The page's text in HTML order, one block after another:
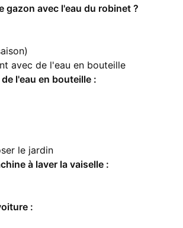
gazon avec l'eau du robinet ?
avec de l'eau en bouteille
l'eau en bouteille :
le jardin
à laver la vaiselle :
: